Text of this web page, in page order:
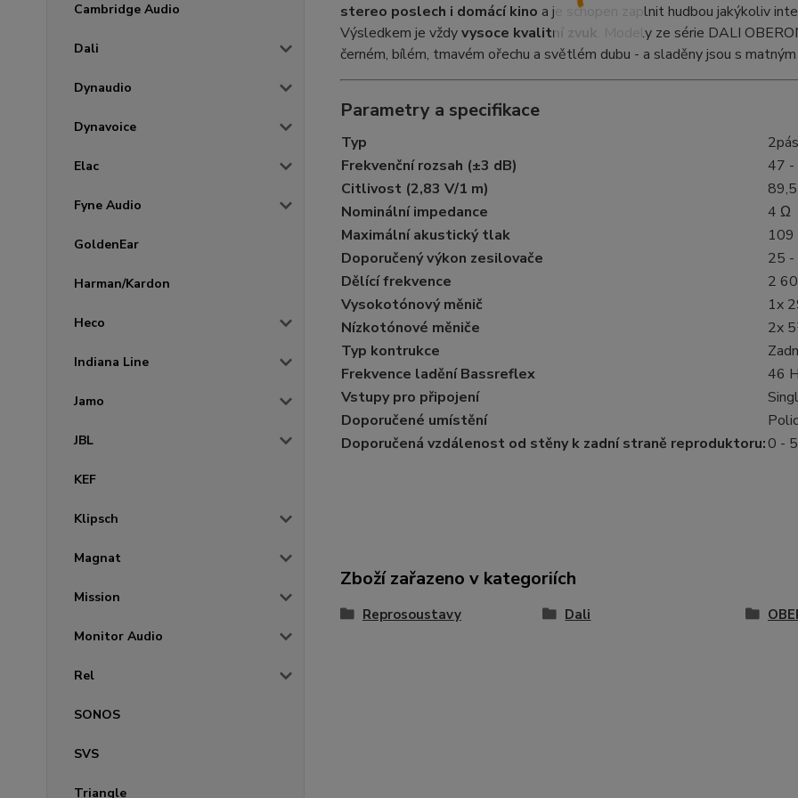
Cambridge Audio
Dali
Dynaudio
Dynavoice
Elac
Fyne Audio
GoldenEar
Harman/Kardon
Heco
Indiana Line
Jamo
JBL
KEF
Klipsch
Magnat
Mission
Monitor Audio
Rel
SONOS
SVS
Triangle
stereo poslech i domácí kino a je schopen zaplnit hudbou jakýkoliv
Výsledkem je vždyvysoce kvalitní zvuk
. Modely ze série DALI
černém, bílém, tmavém ořechu a světlém dubu - a sladěny jsou s
Parametry a specifikace
Typ
Frekvenční rozsah (±3 dB)
47 -
Citlivost (2,83 V/1 m)
Nominální impedance
4 Ω
Maximální akustický tlak
109
Doporučený výkon zesilovače
25
Dělící frekvence
2
Vysokotónový měnič
1x
Nízkotónové měniče
2x
Typ kontrukce
Frekvence ladění Bassreflex
46
Vstupy pro připojení
Doporučené umístění
Doporučená vzdálenost od stěny k zadní straně reproduktoru:0 -
Zboží zařazeno v kategoriích
Reprosoustavy Dali